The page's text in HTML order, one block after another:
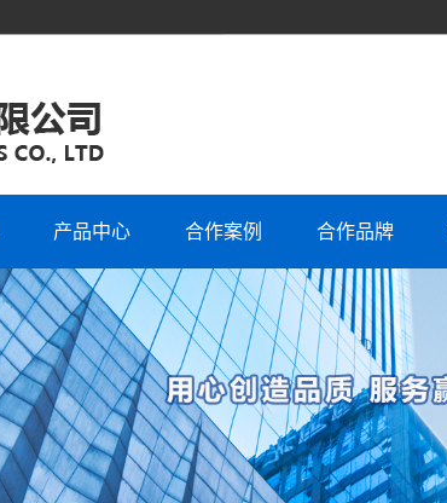
产品中心 合作案例 合作品牌